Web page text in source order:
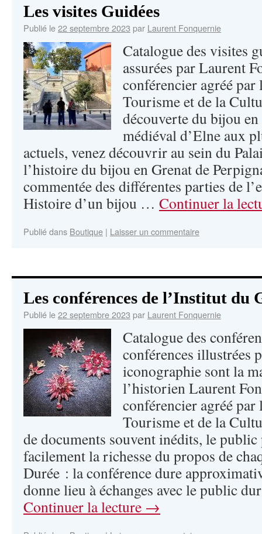
Les visites Guidées
Publié le22 septembre 2023 par Laurent Fonquernie
Catalogue des visites
assurées par Laurent
conférencier agréé
Tourisme et de la
découverte du bijou
médiéval d’Elne aux
actuels, venez découvrir au sein du
l’histoire du bijou en Grenat de
commentée des différentes parties de
Histoire d’un bijou … Continuer la
Publié dans Boutique | Laisser un commentaire
Les conférences de l’Institut du
Publié le22 septembre 2023 par Laurent Fonquernie
Catalogue des
conférences illustrées
iconographie sont la
l’historien Laurent
conférencier agréé
Tourisme et de la
de documents souvent inédits, le
facilement la richesse du propos de
Durée : la conférence dure
donne lieu à échanges avec le public
Continuer la lecture →